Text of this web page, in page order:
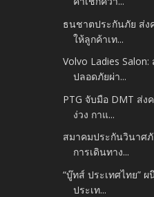
ธนชาตประกันภัย ส่
ให้ลูกค้าเท...
Volvo Ladies
ปลอดภัยผ่า...
PTG จับมือ DMT ส่ง
ง่วง กาแ...
สมาคมประกันวินาศ
การเดินทาง...
“บู๊ทส์ ประเทศไทย”
ประเท...